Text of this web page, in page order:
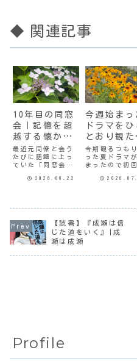
◆ 関連記事
10年目の同窓
会｜記憶を超
越する懐かし
さ
最近元同僚と会う
たびに話題に上っ
ていた「同窓会」
た。初めは深く考
てめんどくさいな
ーと思うこともあ
った。わたしは過
去のだいたいのこ
2026.06.22
今週始まっ
ドラマをひ
とおり観た
果
今期観るつも
った夏ドラマ
まったので初
らノワール元
か。知識は豊富
けど空気読めな
感じの白石が
問だけでは計
【読書】『成瀬は信
じた道をいく』|成
瀬は成瀬
Profile